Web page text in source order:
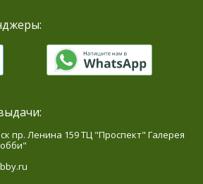
пр. Ленина 159 ТЦ "Проспект" Галерея